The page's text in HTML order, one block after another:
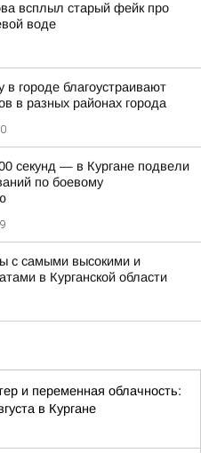
всплыл старый фейк про
воде
в городе благоустраивают
в разных районах города
секунд — в Кургане подвели
по боевому
с самыми высокими и
в Курганской области
и переменная облачность:
в Кургане